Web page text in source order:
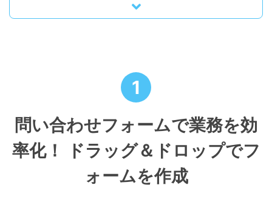
1
問い合わせフォームで業務を効
率化！
ドラッグ＆ドロップでフ
ォームを作成